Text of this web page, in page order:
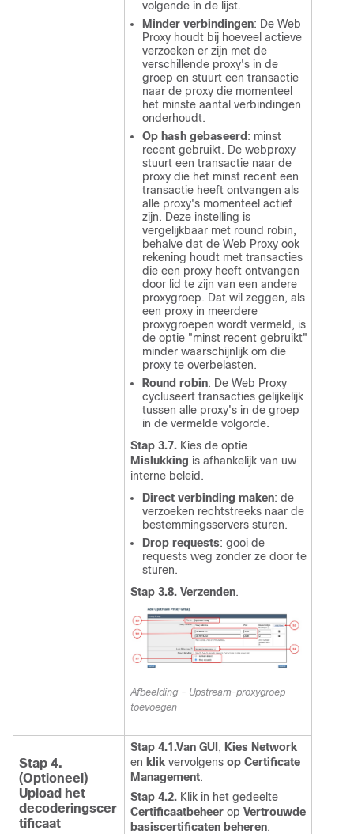
volgende in de lijst.
Minder verbindingen: De Web
Proxy houdt bij hoeveel actieve
verzoeken er zijn met de
verschillende proxy's in de
groep en stuurt een transactie
naar de proxy die momenteel
het minste aantal verbindingen
onderhoudt.
Op hash gebaseerd : minst
recent gebruikt. De webproxy
stuurt een transactie naar de
proxy die het minst recent een
transactie heeft ontvangen als
alle proxy's momenteel actief
zijn. Deze instelling is
vergelijkbaar met round robin,
behalve dat de Web Proxy ook
rekening houdt met transacties
die een proxy heeft ontvangen
door lid te zijn van een andere
proxygroep. Dat wil zeggen, als
een proxy in meerdere
proxygroepen wordt vermeld, is
de optie "minst recent gebruikt"
minder waarschijnlijk om die
proxy te overbelasten.
Round robin: De Web Proxy
cycluseert transacties gelijkelijk
tussen alle proxy's in de groep
in de vermelde volgorde.
Stap 3.7. Kies de optie
Mislukking is afhankelijk van uw
interne beleid.
Direct verbinding maken: de
verzoeken rechtstreeks naar de
bestemmingsservers sturen.
Drop requests: gooi de
requests weg zonder ze door te
sturen.
Stap 3.8. Verzenden.
Afbeelding - Upstream-proxygroep
toevoegen
Stap 4.
(Optioneel)
Upload het
decoderingscer
tificaat
Stap 4.1.Van GUI , Kies Network
en klik vervolgens op Certificate
Management.
Stap 4.2. Klik in het gedeelte
Certificaatbeheer op Vertrouwde
basiscertificaten beheren.